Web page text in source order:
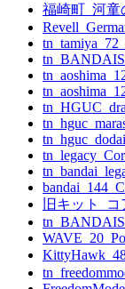
福崎町_河童
旧キット_